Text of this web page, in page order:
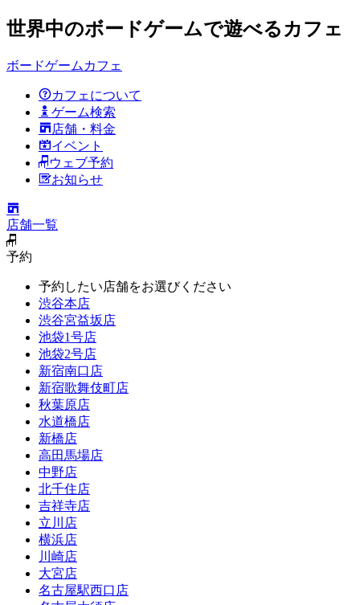
世界中のボードゲームで遊べるカフェ
ボードゲームカフェ
カフェについて
ゲーム検索
店舗・料金
イベント
ウェブ予約
お知らせ
店舗一覧
予約
予約したい店舗をお選びください
渋谷本店
渋谷宮益坂店
池袋1号店
池袋2号店
新宿南口店
新宿歌舞伎町店
秋葉原店
水道橋店
新橋店
高田馬場店
中野店
北千住店
吉祥寺店
立川店
横浜店
川崎店
大宮店
名古屋駅西口店